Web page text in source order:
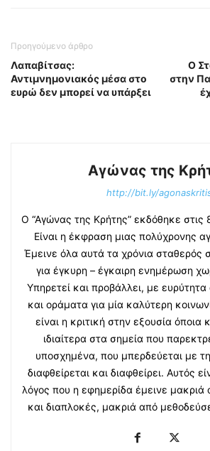
Προηγούμενο άρθρο
Λαπαβίτσας:
Αντιμνημονιακός μέσα στο
ευρώ δεν μπορεί να υπάρξει
Ο
στην
Αγώνας της
http://bit.ly/
Ο “Αγώνας της Κρήτης” εκδόθηκε στις
Είναι η έκφραση μιας πολύχρονης
Έμεινε όλα αυτά τα χρόνια σταθερός
για έγκυρη – έγκαιρη ενημέρωση
Υπηρετεί και προβάλλει, με ευρύτητα
και οράματα για μία καλύτερη
είναι η κριτική στην εξουσία όποια
ιδιαίτερα στα σημεία που
υποσχημένα, που μπερδεύεται με
διαφθείρεται και διαφθείρει. Αυτός
λόγος που η εφημερίδα έμεινε μακριά
και διαπλοκές, μακριά από